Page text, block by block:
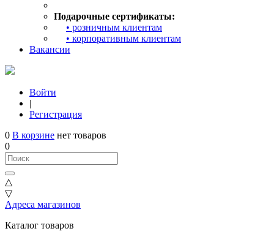
Подарочные сертификаты:
• розничным клиентам
• корпоративным клиентам
Вакансии
Войти
|
Регистрация
0 В корзине нет товаров
0
△
▽
Адреса магазинов
Каталог товаров